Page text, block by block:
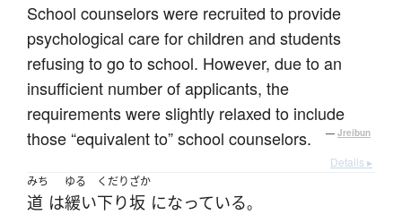
School counselors were recruited to provide
psychological care for children and students
refusing to go to school. However, due to an
insufficient number of applicants, the
requirements were slightly relaxed to include
those “equivalent to” school counselors.
— Jreibun
Details ▸
みち
道 は
ゆる
緩い
くだりざか
下り坂 になっている。